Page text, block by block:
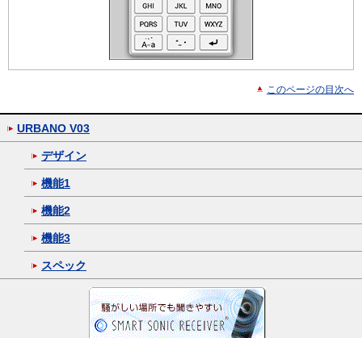
このページの目次へ
URBANO V03
デザイン
機能1
機能2
機能3
スペック